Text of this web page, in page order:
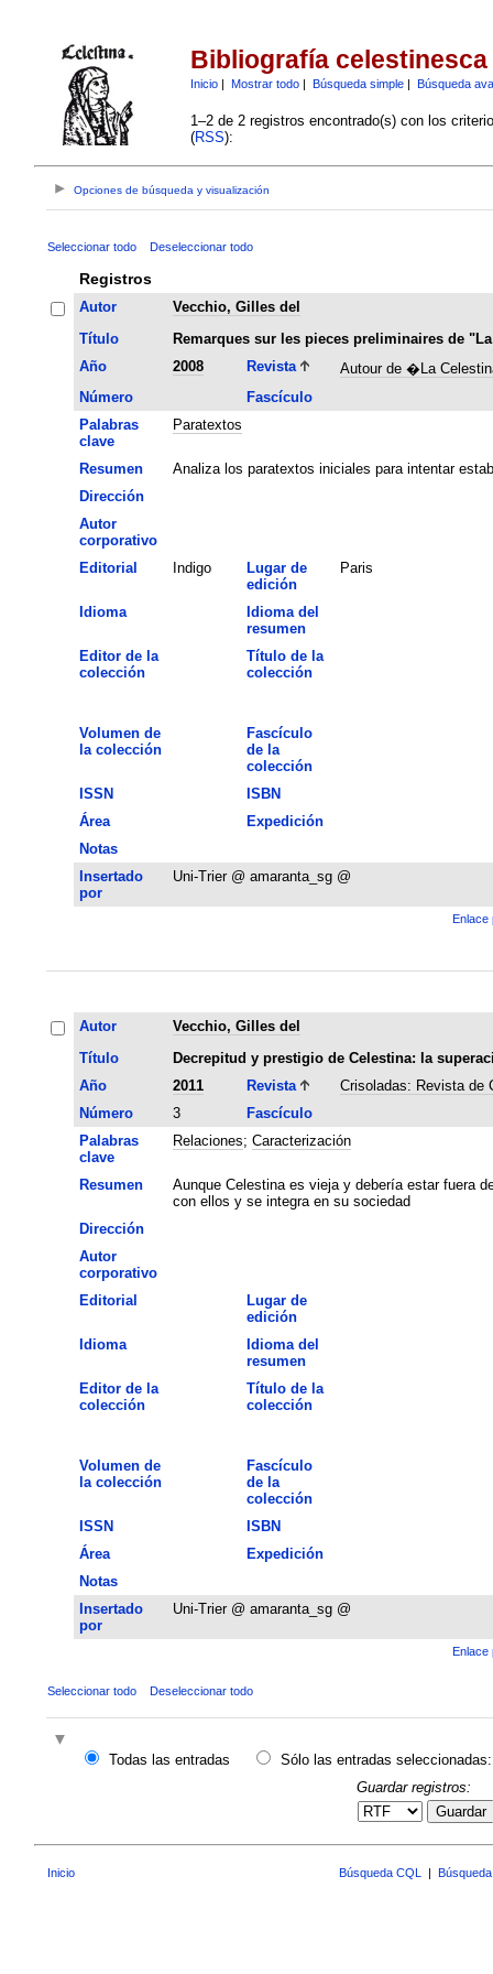
Bibliografía celestinesca
Inicio| Mostrar todo| Búsqueda simple| Búsqueda
1–2 de 2 registros encontrado(s) con los
(RSS):
Opciones de búsqueda y visualización
Seleccionar todo Deseleccionar todo
Registros
Autor
Vecchio, Gilles del
Título
Remarques sur les pieces preliminaires de
Año
2008 Revista
Autour de �La
Número
Fascículo
Palabras
clave
Paratextos
Resumen
Analiza los paratextos iniciales para intentar
Dirección
Autor
corporativo
Editorial
Indigo
Lugar de
edición
Paris
Idioma
Idioma del
resumen
Editor de la
colección
Título de la
colección
Volumen de
la colección
Fascículo
de la
colección
ISSN
ISBN
Área
Expedición
Notas
Insertado
por
Uni-Trier @ amaranta_sg @
Enlace
Autor
Vecchio, Gilles del
Título
Decrepitud y prestigio de Celestina: la
Año
2011 Revista
Crisoladas: Revista de
Número
3
Fascículo
Palabras
clave
Relaciones; Caracterización
Resumen
Aunque Celestina es vieja y debería estar fuera
con ellos y se integra en su sociedad
Dirección
Autor
corporativo
Editorial
Lugar de
edición
Idioma
Idioma del
resumen
Editor de la
colección
Título de la
colección
Volumen de
la colección
Fascículo
de la
colección
ISSN
ISBN
Área
Expedición
Notas
Insertado
por
Uni-Trier @ amaranta_sg @
Enlace
Seleccionar todo Deseleccionar todo
Todas las entradas
Sólo las entradas seleccionadas:
Guardar registros:
Guardar
Inicio Búsqueda CQL